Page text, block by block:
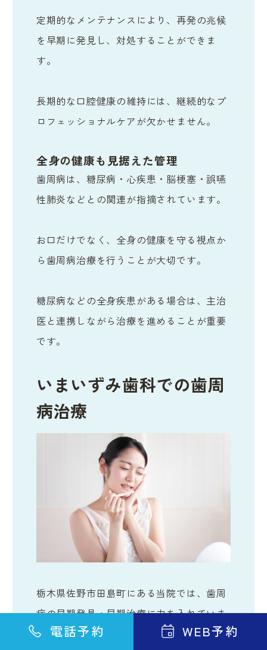
電話予約 WEB予約
定期的なメンテナンスにより、再発の兆候
を早期に発見し、対処することができま
す。
長期的な口腔健康の維持には、継続的なプ
ロフェッショナルケアが欠かせません。
全身の健康も見据えた管理
歯周病は、糖尿病・心疾患・脳梗塞・誤嚥
性肺炎などとの関連が指摘されています。
お口だけでなく、全身の健康を守る視点か
ら歯周病治療を行うことが大切です。
糖尿病などの全身疾患がある場合は、主治
医と連携しながら治療を進めることが重要
です。
いまいずみ歯科での歯周
病治療
栃木県佐野市田島町にある当院では、歯周
病の早期発見・早期治療に力を入れていま
す。